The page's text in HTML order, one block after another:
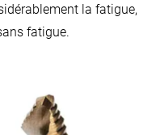
la fatigue,
fatigue.